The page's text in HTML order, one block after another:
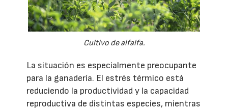
Cultivo de alfalfa.
La situación es especialmente preocupante
para la ganadería. El estrés térmico está
reduciendo la productividad y la capacidad
reproductiva de distintas especies, mientras